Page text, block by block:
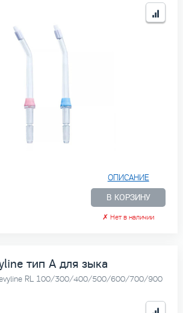
ОПИСАНИЕ
В КОРЗИНУ
✗ Нет в наличии
тип А для зыка
RL 100/300/400/500/600/700/900